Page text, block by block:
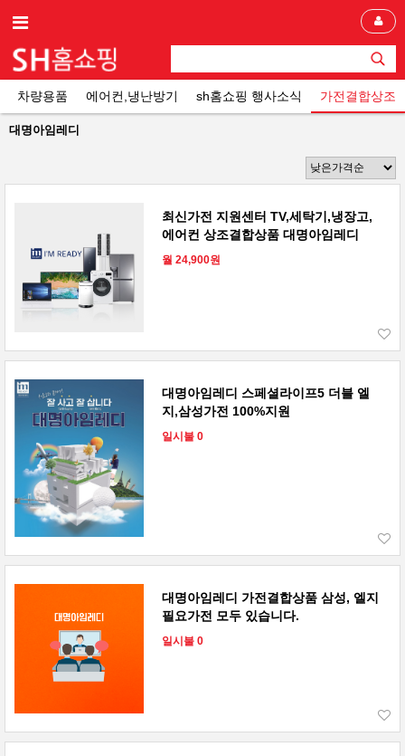
차량용품 에어컨,냉난방기 sh홈쇼핑 행사소식 가전결합상조
대명아임레디
최신가전 지원센터 TV,세탁기,냉장고,
에어컨 상조결합상품 대명아임레디
월 24,900원
대명아임레디 스페셜라이프5 더블 엘
지,삼성가전 100%지원
일시불 0
대명아임레디 가전결합상품 삼성, 엘지
필요가전 모두 있습니다.
일시불 0